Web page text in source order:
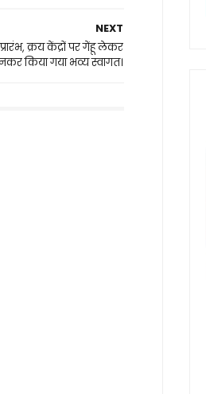
NEXT
क्रय केंद्रों पर गेंहू लेकर
किया गया भव्य स्वागत।